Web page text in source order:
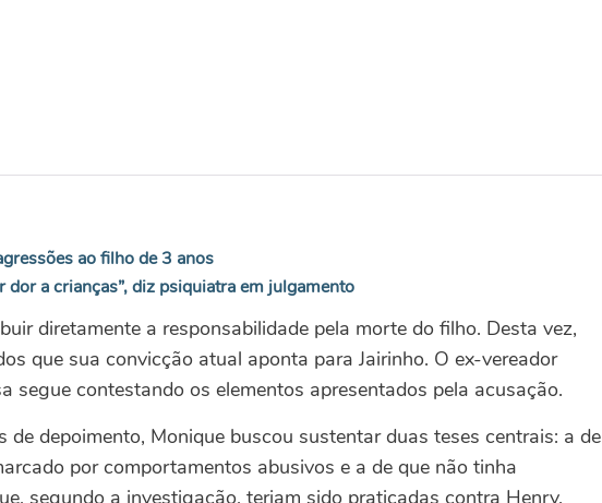
ao filho de 3 anos
a crianças”, diz psiquiatra em julgamento
diretamente a responsabilidade pela morte do filho. Desta vez,
que sua convicção atual aponta para Jairinho. O ex-vereador
segue contestando os elementos apresentados pela acusação.
de depoimento, Monique buscou sustentar duas teses centrais: a de
por comportamentos abusivos e a de que não tinha
segundo a investigação, teriam sido praticadas contra Henry.